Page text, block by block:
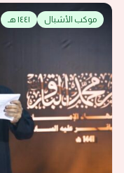
موكب الأشبال ١٤٤١ هـ